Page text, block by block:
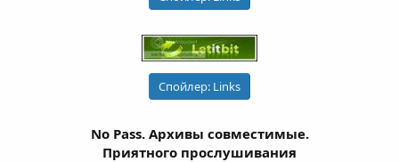
Спойлер: Links
No Pass. Архивы совместимые.
Приятного прослушивания